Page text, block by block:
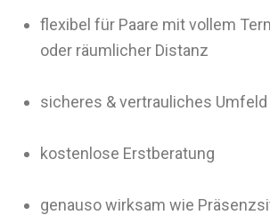
flexibel für Paare mit vollem
oder räumlicher Distanz
sicheres & vertrauliches Umfeld
kostenlose Erstberatung
genauso wirksam wie